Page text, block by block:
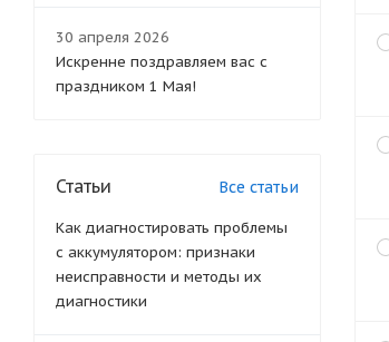
30 апреля 2026
Искренне поздравляем вас с
праздником 1 Мая!
Статьи Все статьи
Как диагностировать проблемы
с аккумулятором: признаки
неисправности и методы их
диагностики